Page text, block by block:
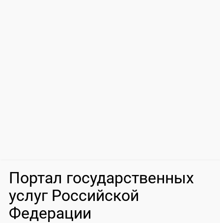
Портал государственных
услуг Российской
Федерации